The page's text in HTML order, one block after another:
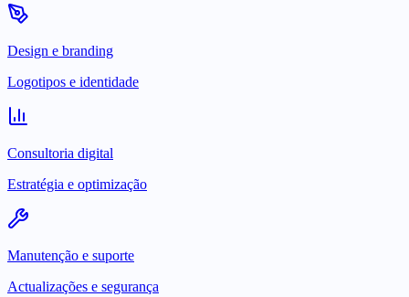
Design e branding
Logotipos e identidade
Consultoria digital
Estratégia e optimização
Manutenção e suporte
Actualizações e segurança